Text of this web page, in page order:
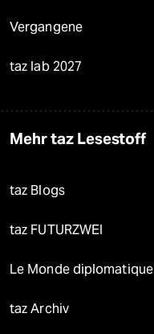
Vergangene
taz lab 2027
Mehr taz Lesestoff
taz Blogs
taz FUTURZWEI
Le Monde diplomatique
taz Archiv